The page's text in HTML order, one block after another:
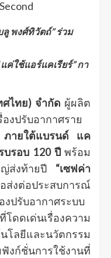
พงศ์ทิวัตถ์” ร่วม
ค่ใช้แอร์แคเรียร์” กา
ศไทย) จำกัด ผู้ผลิต
งปรับอากาศราย
ภายใต้แบรนด์ แค
บรอบ 120 ปีพร้อม
ส่งท้ายปี “เซฟค่า
ส่งต่อประสบการณ์
งปรับอากาศระบบ
ดดเด่นเรื่องความ
โลยีและนวัตกรรม
งก์ชั่นการใช้งานที่